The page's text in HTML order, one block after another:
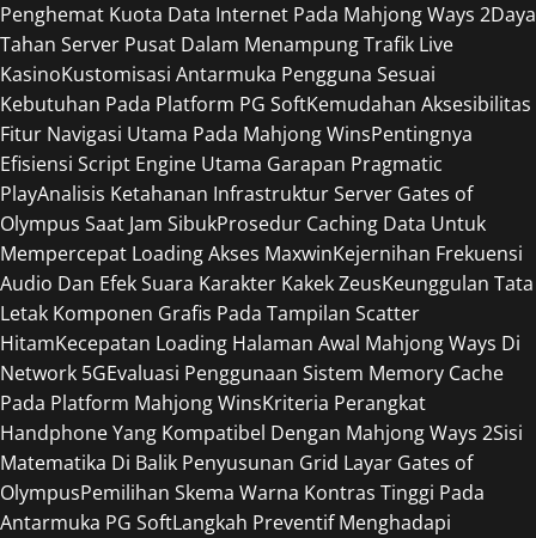
Penghemat Kuota Data Internet Pada Mahjong Ways 2Daya
Tahan Server Pusat Dalam Menampung Trafik Live
KasinoKustomisasi Antarmuka Pengguna Sesuai
Kebutuhan Pada Platform PG SoftKemudahan Aksesibilitas
Fitur Navigasi Utama Pada Mahjong WinsPentingnya
Efisiensi Script Engine Utama Garapan Pragmatic
PlayAnalisis Ketahanan Infrastruktur Server Gates of
Olympus Saat Jam SibukProsedur Caching Data Untuk
Mempercepat Loading Akses MaxwinKejernihan Frekuensi
Audio Dan Efek Suara Karakter Kakek ZeusKeunggulan Tata
Letak Komponen Grafis Pada Tampilan Scatter
HitamKecepatan Loading Halaman Awal Mahjong Ways Di
Network 5GEvaluasi Penggunaan Sistem Memory Cache
Pada Platform Mahjong WinsKriteria Perangkat
Handphone Yang Kompatibel Dengan Mahjong Ways 2Sisi
Matematika Di Balik Penyusunan Grid Layar Gates of
OlympusPemilihan Skema Warna Kontras Tinggi Pada
Antarmuka PG SoftLangkah Preventif Menghadapi